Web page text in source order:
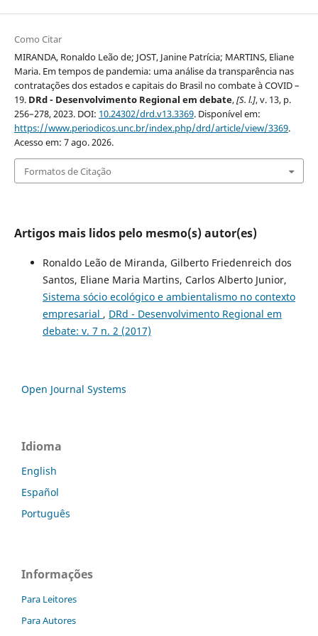
Como Citar
MIRANDA, Ronaldo Leão de; JOST, Janine Patrícia; MARTINS, Eliane
Maria. Em tempos de pandemia: uma análise da transparência nas
contratações dos estados e capitais do Brasil no combate à COVID –
19. DRd - Desenvolvimento Regional em debate,[S. l.], v. 13, p.
256–278, 2023. DOI: 10.24302/drd.v13.3369. Disponível em:
https://www.periodicos.unc.br/index.php/drd/article/view/3369.
Acesso em: 7 ago. 2026.
Formatos de Citação
Artigos mais lidos pelo mesmo(s) autor(es)
Ronaldo Leão de Miranda, Gilberto Friedenreich dos
Santos, Eliane Maria Martins, Carlos Alberto Junior,
Sistema sócio ecológico e ambientalismo no contexto
empresarial , DRd - Desenvolvimento Regional em
debate: v. 7 n. 2 (2017)
Open Journal Systems
Idioma
English
Español
Português
Informações
Para Leitores
Para Autores